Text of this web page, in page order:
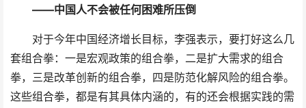
——中国人不会被任何困难所压倒
对于今年中国经济增长目标，李强表示，要打好这么几
套组合拳：一是宏观政策的组合拳，二是扩大需求的组合
拳，三是改革创新的组合拳，四是防范化解风险的组合拳。
这些组合拳，都是有其具体内涵的，有的还会根据实践的需